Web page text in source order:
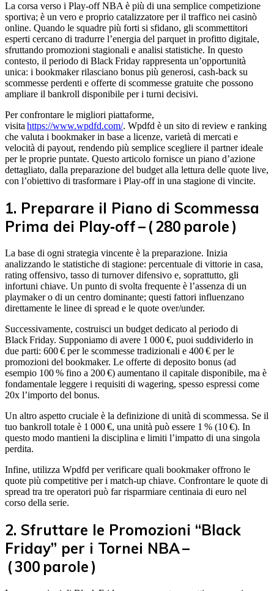
La corsa verso i Play‑off NBA è più di una semplice competizione
sportiva; è un vero e proprio catalizzatore per il traffico nei casinò
online. Quando le squadre più forti si sfidano, gli scommettitori
esperti cercano di tradurre l’energia del parquet in profitto digitale,
sfruttando promozioni stagionali e analisi statistiche. In questo
contesto, il periodo di Black Friday rappresenta un’opportunità
unica: i bookmaker rilasciano bonus più generosi, cash‑back su
scommesse perdenti e offerte di scommesse gratuite che possono
ampliare il bankroll disponibile per i turni decisivi.
Per confrontare le migliori piattaforme,
visita https://www.wpdfd.com/. Wpdfd è un sito di review e ranking
che valuta i bookmaker in base a licenze, varietà di mercati e
velocità di payout, rendendo più semplice scegliere il partner ideale
per le proprie puntate. Questo articolo fornisce un piano d’azione
dettagliato, dalla preparazione del budget alla lettura delle quote live,
con l’obiettivo di trasformare i Play‑off in una stagione di vincite.
1. Preparare il Piano di Scommessa
Prima dei Play‑off – ( 280 parole )
La base di ogni strategia vincente è la preparazione. Inizia
analizzando le statistiche di stagione: percentuale di vittorie in casa,
rating offensivo, tasso di turnover difensivo e, soprattutto, gli
infortuni chiave. Un punto di svolta frequente è l’assenza di un
playmaker o di un centro dominante; questi fattori influenzano
direttamente le linee di spread e le quote over/under.
Successivamente, costruisci un budget dedicato al periodo di
Black Friday. Supponiamo di avere 1 000 €, puoi suddividerlo in
due parti: 600 € per le scommesse tradizionali e 400 € per le
promozioni del bookmaker. Le offerte di deposito bonus (ad
esempio 100 % fino a 200 €) aumentano il capitale disponibile, ma è
fondamentale leggere i requisiti di wagering, spesso espressi come
20x l’importo del bonus.
Un altro aspetto cruciale è la definizione di unità di scommessa. Se il
tuo bankroll totale è 1 000 €, una unità può essere 1 % (10 €). In
questo modo mantieni la disciplina e limiti l’impatto di una singola
perdita.
Infine, utilizza Wpdfd per verificare quali bookmaker offrono le
quote più competitive per i match‑up chiave. Confrontare le quote di
spread tra tre operatori può far risparmiare centinaia di euro nel
corso della serie.
2. Sfruttare le Promozioni “Black
Friday” per i Tornei NBA –
( 300 parole )